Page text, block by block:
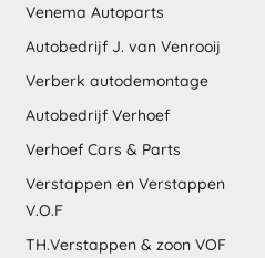
Venema Autoparts
Autobedrijf J. van Venrooij
Verberk autodemontage
Autobedrijf Verhoef
Verhoef Cars & Parts
Verstappen en Verstappen
V.O.F
TH.Verstappen & zoon VOF